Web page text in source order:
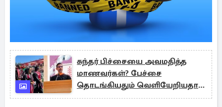
சுந்தர் பிச்சையை அவமதித்த
மாணவர்கள்? பேச்சை
தொடங்கியதும் வெளியேறியதால்
சலசலப்பு